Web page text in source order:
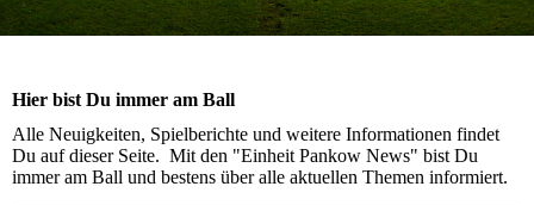
Hier bist Du immer am Ball
Alle Neuigkeiten, Spielberichte und weitere Informationen findet
Du auf dieser Seite. Mit den "Einheit Pankow News" bist Du
immer am Ball und bestens über alle aktuellen Themen informiert.